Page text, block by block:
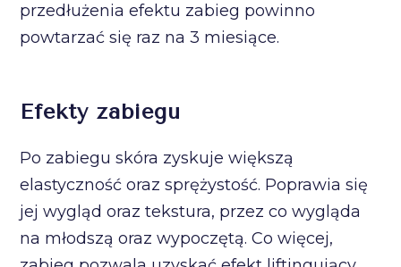
przedłużenia efektu zabieg powinno
powtarzać się raz na 3 miesiące.
Efekty zabiegu
Po zabiegu skóra zyskuje większą
elastyczność oraz sprężystość. Poprawia się
jej wygląd oraz tekstura, przez co wygląda
na młodszą oraz wypoczętą. Co więcej,